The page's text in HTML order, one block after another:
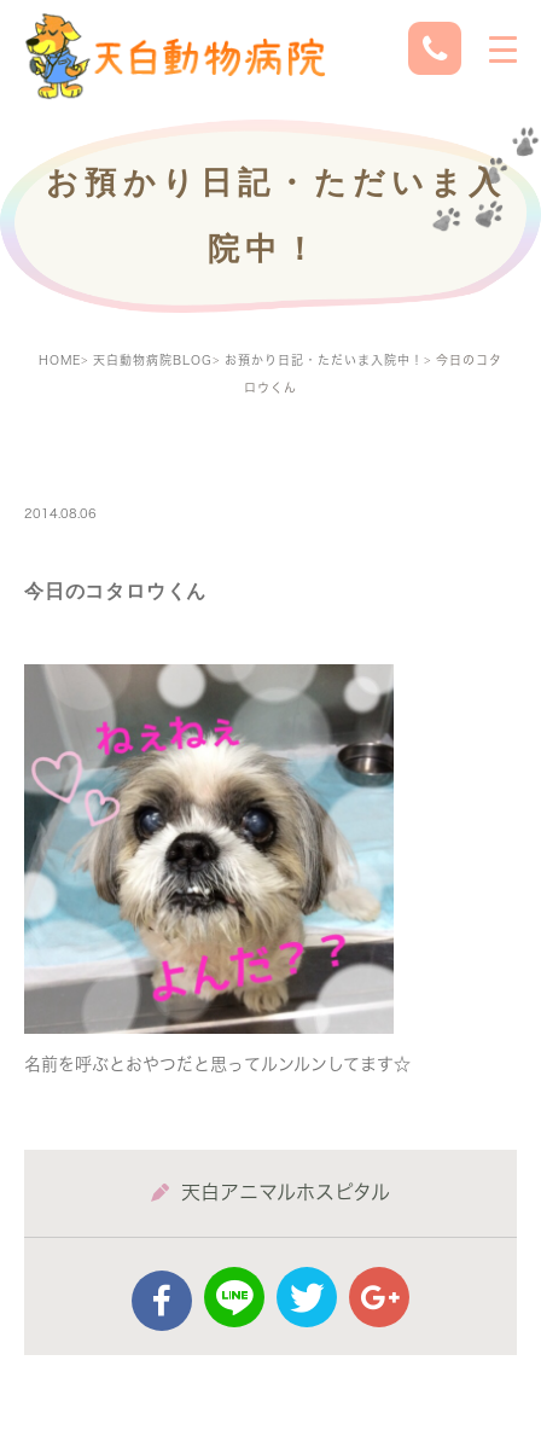
お預かり日記・ただいま入
院中！
HOME 天白動物病院BLOG お預かり日記・ただいま入院中！ 今日のコタ
ロウくん
2014.08.06
今日のコタロウくん
名前を呼ぶとおやつだと思ってルンルンしてます☆
天白アニマルホスピタル